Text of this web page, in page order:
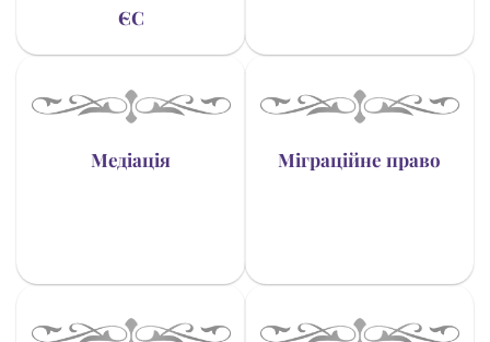
ЄС
Медіація Міграційне право